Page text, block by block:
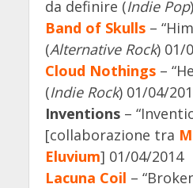
da definire (Indie Pop)
Band of Skulls–
(Alternative Rock) 01/
Cloud Nothings–
(Indie Rock) 01/04/
Inventions–
[collaborazione tra
Eluvium] 01/04/2014
Lacuna Coil –